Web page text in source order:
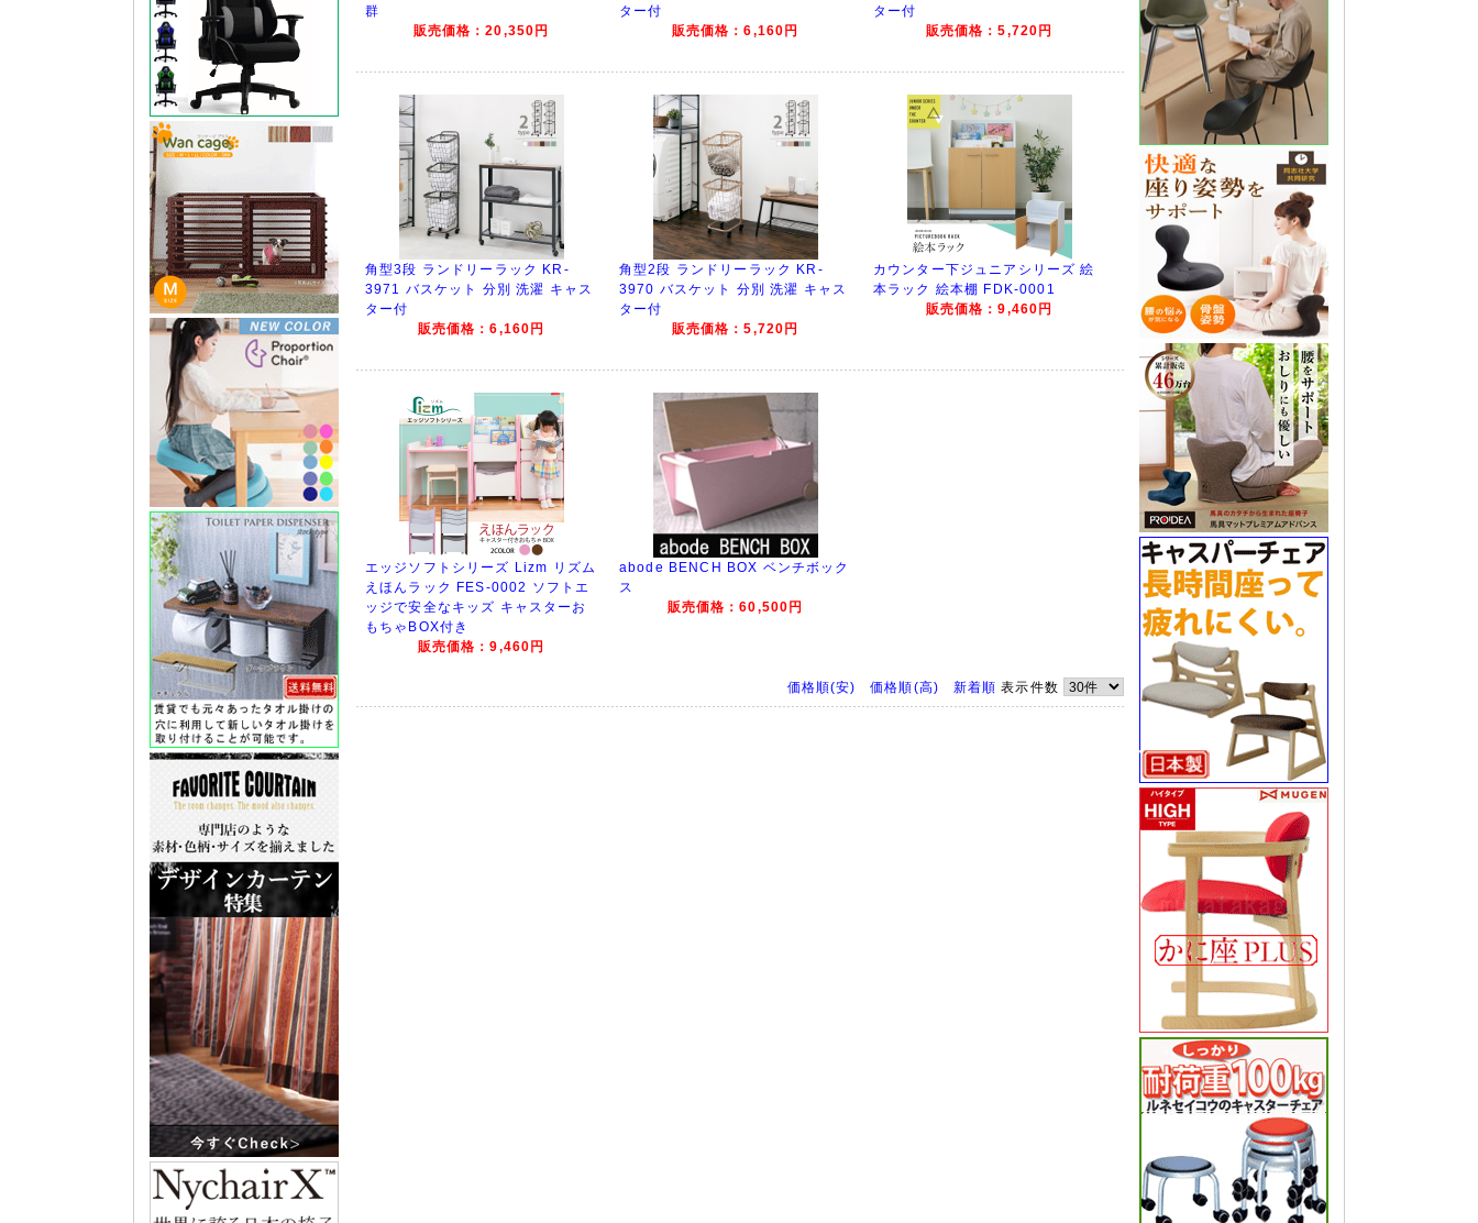
群
販売価格：20,350円
ター付
販売価格：6,160円
ター付
販売価格：5,720円
角型3段 ランドリーラック KR-
3971 バスケット 分別 洗濯 キャス
ター付
販売価格：6,160円
角型2段 ランドリーラック KR-
3970 バスケット 分別 洗濯 キャス
ター付
販売価格：5,720円
カウンター下ジュニアシリーズ 絵
本ラック 絵本棚 FDK-0001
販売価格：9,460円
エッジソフトシリーズ Lizm リズム
えほんラック FES-0002 ソフトエ
ッジで安全なキッズ キャスターお
もちゃBOX付き
販売価格：9,460円
abode BENCH BOX ベンチボック
ス
販売価格：60,500円
価格順(安) 価格順(高) 新着順 表示件数